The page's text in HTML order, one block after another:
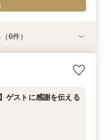
ゲストに感謝を伝える
族婚もOK】結婚準備
見積比較！会場見学＆
》【来館でアマギフ1
150万特典】緑溢れる
フルコース試食付◎マ
ェア】特選牛シャトー
試食＆クリスタルチャ
限定★最大150万円特
万円分フレンチ試食
6件）
ゲストに感謝を伝える